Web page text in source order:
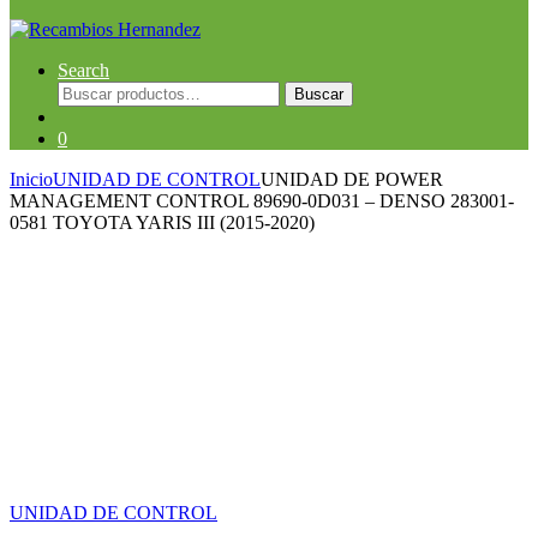
Search
Buscar
por:
Buscar
0
InicioUNIDAD DE CONTROLUNIDAD DE POWER
MANAGEMENT CONTROL 89690-0D031 – DENSO 283001-
0581 TOYOTA YARIS III (2015-2020)
UNIDAD DE CONTROL